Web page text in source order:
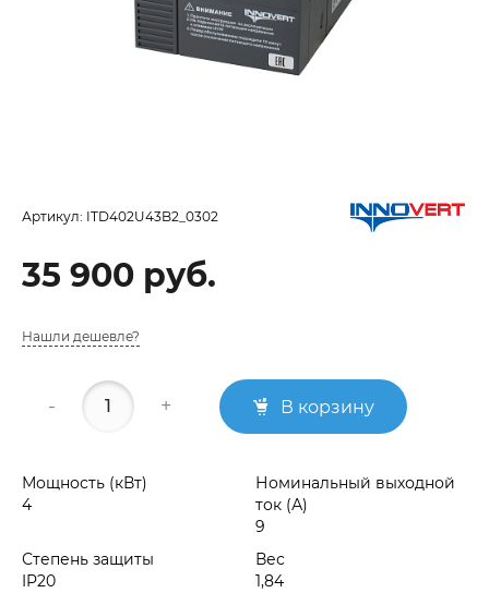
Артикул: ITD402U43B2_0302
35 900 руб.
Нашли дешевле?
- + В корзину
Мощность (кВт)
4
Номинальный выходной
ток (А)
9
Степень защиты
IP20
Вес
1,84